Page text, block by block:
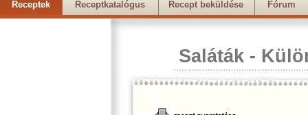
Receptek Receptkatalógus Recept beküldése Fórum
Saláták -